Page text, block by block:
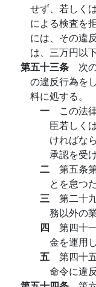
せず、若しく
による検査を
には、その違
は、三万円以
第五十三条 次
の違反行為を
料に処する。
一 この法
臣若しく
ければな
承認を受
二 第五条
とを怠つ
三 第二十
務以外の
四 第四十
金を運用
五 第四十
命令に違